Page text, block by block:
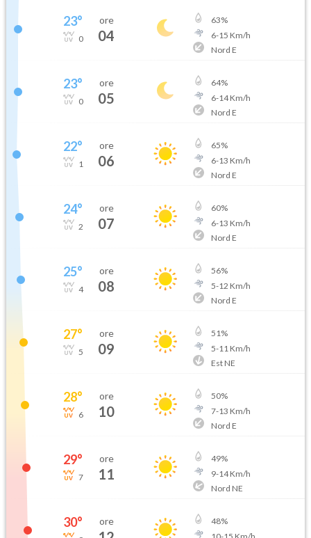
23°
0
ore
04
63%
6-15 Km/h
Nord E
23°
0
ore
05
64%
6-14Km/h
Nord E
22°
1
ore
06
65%
6-13 Km/h
Nord E
24°
2
ore
07
60%
6-13 Km/h
Nord E
25°
4
ore
08
56%
5-12 Km/h
Nord E
27°
5
ore
09
51%
5-11 Km/h
Est NE
28°
6
ore
10
50%
7-13 Km/h
Nord E
29°
7
ore
11
49%
9-14Km/h
Nord NE
30° ore 48%